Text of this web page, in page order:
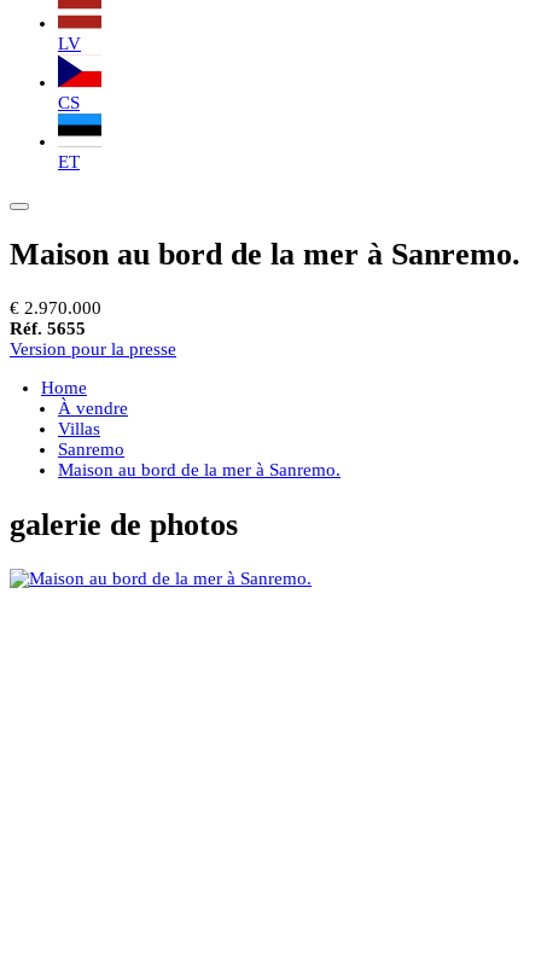
LV
CS
ET
Maison au bord de la mer à Sanremo.
€ 2.970.000
Réf. 5655
Version pour la presse
Home
À vendre
Villas
Sanremo
Maison au bord de la mer à Sanremo.
galerie de photos